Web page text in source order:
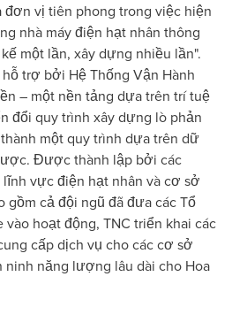
đơn vị tiên phong trong việc hiện
nhà máy điện hạt nhân thông
một lần, xây dựng nhiều lần".
trợ bởi Hệ Thống Vận Hành
– một nền tảng dựa trên trí tuệ
đổi quy trình xây dựng lò phản
một quy trình dựa trên dữ
Được thành lập bởi các
vực điện hạt nhân và cơ sở
cả đội ngũ đã đưa các Tổ
vào hoạt động, TNC triển khai các
cấp dịch vụ cho các cơ sở
ninh năng lượng lâu dài cho Hoa